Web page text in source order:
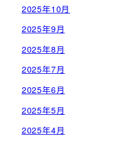
2025年10月
2025年9月
2025年8月
2025年7月
2025年6月
2025年5月
2025年4月